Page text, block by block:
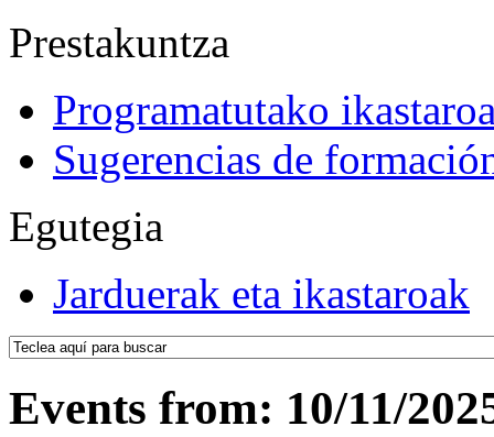
Prestakuntza
Programatutako
Sugerencias de
Egutegia
Jarduerak eta ikastaroak
Events from: 10/11/